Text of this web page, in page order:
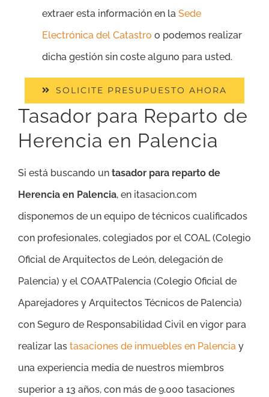
extraer esta información en la Sede
Electrónica del Catastro o podemos realizar
dicha gestión sin coste alguno para usted.
SOLICITE PRESUPUESTO AHORA
Tasador para Reparto de
Herencia en Palencia
Si está buscando un tasador para reparto de
Herencia en Palencia, en itasacion.com
disponemos de un equipo de técnicos cualificados
con profesionales, colegiados por el COAL (Colegio
Oficial de Arquitectos de León, delegación de
Palencia) y el COAATPalencia (Colegio Oficial de
Aparejadores y Arquitectos Técnicos de Palencia)
con Seguro de Responsabilidad Civil en vigor para
realizar las tasaciones de inmuebles en Palencia y
una experiencia media de nuestros miembros
superior a 13 años, con más de 9.000 tasaciones